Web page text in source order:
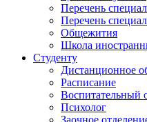
Перечень
Перечень
Общежития
Школа
Студенту
Дистанционное
Расписание
Воспитательный
Психолог
Заочное